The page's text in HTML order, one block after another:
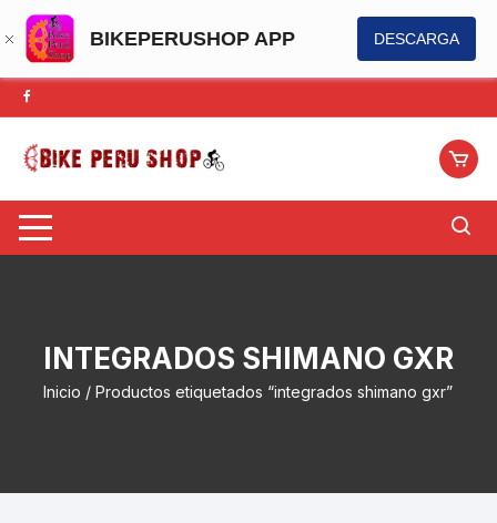
BIKEPERUSHOP APP DESCARGA
Saltar
al
contenido
INTEGRADOS SHIMANO GXR
Inicio / Productos etiquetados “integrados shimano gxr”